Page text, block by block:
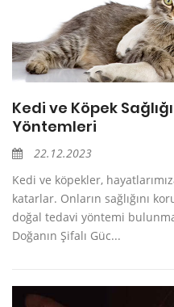
Kedi ve Köpek
Yöntemleri
22.12.2023
Kedi ve köpekler,
katarlar. Onların sağlığını
doğal tedavi yöntemi
Doğanın Şifalı Güc...